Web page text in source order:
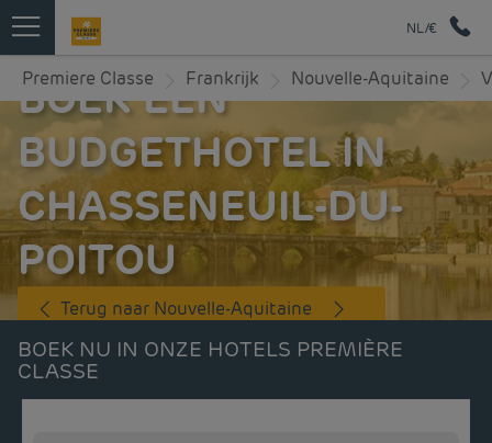
NL/€
Premiere Classe Frankrijk Nouvelle-Aquitaine
BOEK EEN
BUDGETHOTEL IN
CHASSENEUIL-DU-
POITOU
Terug naar Nouvelle-Aquitaine
BOEK NU IN ONZE HOTELS PREMIÈRE
CLASSE